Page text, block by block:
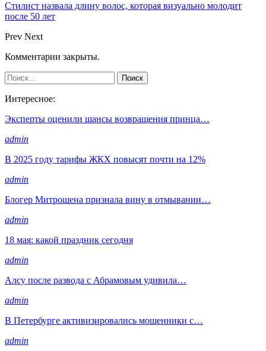
Стилист назвала длину волос, которая визуально молодит
после 50 лет
Prev Next
Комментарии закрыты.
Интересное:
Эксперты оценили шансы возвращения принца…
admin
В 2025 году тарифы ЖКХ повысят почти на 12%
admin
Блогер Митрошена признала вину в отмывании…
admin
18 мая: какой праздник сегодня
admin
Алсу после развода с Абрамовым удивила…
admin
В Петербурге активизировались мошенники с…
admin